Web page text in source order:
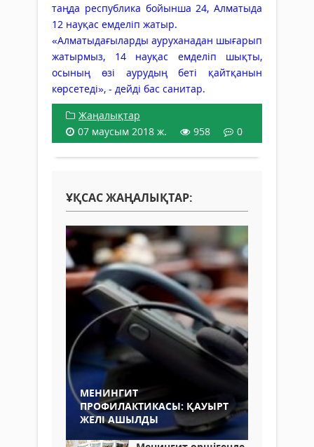
таңда республика бойынша 24, Алматыда
12 науқас емделіп жатыр.
«Алматыдағыларды ауруханадан шығарып
жатырмыз, 14 науқас емделіп шықты,
осының өзі аурудың беті қайтқанын
көрсетеді», - дейді бас санитар.
Жаңалықтар
07 маусым 2018 ж.
958 0
ҰҚСАС ЖАҢАЛЫҚТАР:
МЕНИНГИТ
ПРОФИЛАКТИКАСЫ: ҚАУЫРТ
ЖЕЛІ АШЫЛДЫ